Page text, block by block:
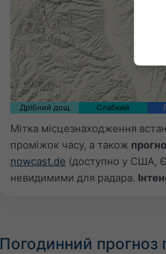
Дрібний дощ Слабкий
Мітка місцезнаходження
проміжок часу, а також
nowcast.de (доступно у США,
невидимими для радара.
Погодинний прогноз